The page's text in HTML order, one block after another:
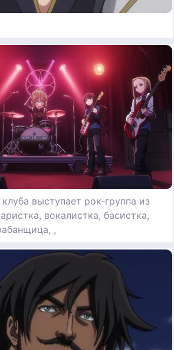
выступает рок-группа из
вокалистка, басистка,
,